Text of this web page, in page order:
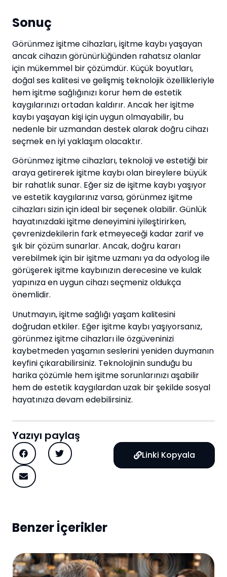
Sonuç
Görünmez işitme cihazları, işitme kaybı yaşayan
ancak cihazın görünürlüğünden rahatsız olanlar
için mükemmel bir çözümdür. Küçük boyutları,
doğal ses kalitesi ve gelişmiş teknolojik özellikleriyle
hem işitme sağlığınızı korur hem de estetik
kaygılarınızı ortadan kaldırır. Ancak her işitme
kaybı yaşayan kişi için uygun olmayabilir, bu
nedenle bir uzmandan destek alarak doğru cihazı
seçmek en iyi yaklaşım olacaktır.
Görünmez işitme cihazları, teknoloji ve estetiği bir
araya getirerek işitme kaybı olan bireylere büyük
bir rahatlık sunar. Eğer siz de işitme kaybı yaşıyor
ve estetik kaygılarınız varsa, görünmez işitme
cihazları sizin için ideal bir seçenek olabilir. Günlük
hayatınızdaki işitme deneyimini iyileştirirken,
çevrenizdekilerin fark etmeyeceği kadar zarif ve
şık bir çözüm sunarlar. Ancak, doğru kararı
verebilmek için bir işitme uzmanı ya da odyolog ile
görüşerek işitme kaybınızın derecesine ve kulak
yapınıza en uygun cihazı seçmeniz oldukça
önemlidir.
Unutmayın, işitme sağlığı yaşam kalitesini
doğrudan etkiler. Eğer işitme kaybı yaşıyorsanız,
görünmez işitme cihazları ile özgüveninizi
kaybetmeden yaşamın seslerini yeniden duymanın
keyfini çıkarabilirsiniz. Teknolojinin sunduğu bu
harika çözümle hem işitme sorunlarınızı aşabilir
hem de estetik kaygılardan uzak bir şekilde sosyal
hayatınıza devam edebilirsiniz.
Yazıyı paylaş
Linki Kopyala
Benzer İçerikler